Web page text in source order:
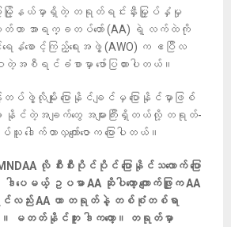
ြူမြို့နယ်မှာရှိတဲ့ တရုတ်ရင်းနှီးမြှုပ်နှံမှု
ဟာ အာရက္ခတပ်တော် (AA) ရဲ့ လက်ထဲကို
ရေနံစောင့်ကြည့်ရေးအဖွဲ့ (AWO) က ဧပြီလ
စီရင်ခံစာမှာ ဖော်ပြထားပါတယ်။
လိုမျိုး ပြောနိုင်ချင်မှ ပြောနိုင်မှာဖြစ်
နိုင်တဲ့အချက်တွေ အများကြီးရှိတယ်လို့ တရုတ်-
ဒေါက်တာလှကျော်ဇောက ပြောပါတယ်။
လို စီးစီးပိုင်ပိုင် ပြောနိုင်သလောက် ပြော
ဒါပေမယ့် ဥပမာ AA ဆိုပါတော့ ကျောက်ဖြူက AA
ည်း AA ဟာ တရုတ်နဲ့ တစ်စုံတစ်ရာ
မတတ်နိုင်ဘူး ဒါကတော့။ တရုတ်မှာ